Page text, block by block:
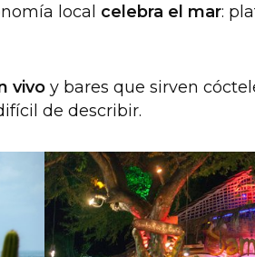
local celebra el mar:
vivoy bares que sirven
de describir.